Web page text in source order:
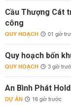
Cầu Thượng Cát
công
QUY HOẠCH 01 giờ
Quy hoạch bốn
QUY HOẠCH 3 giờ
An Bình Phát
DỰ ÁN 16 giờ trước